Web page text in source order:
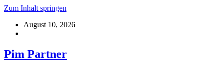
Zum Inhalt springen
August 10, 2026
Pim Partner